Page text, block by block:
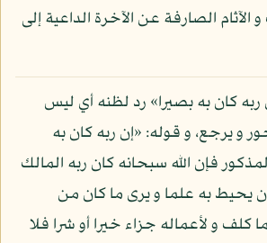
و الآثام الصارفة عن الآخرة الداعية إلى
ربه كان به بصيرا» رد لظنه أي ليس
و يرجع، و قوله: «إن ربه كان به
فإن الله سبحانه كان ربه المالك
يحيط به علما و يرى ما كان من
كلف و لأعماله جزاء خيرا أو شرا فلا